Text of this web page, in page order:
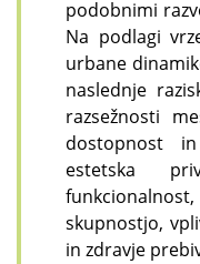
podobnimi
Na podlagi
urbane
naslednje
razsežnosti
dostopnost
estetska
skupnostjo,
in zdravje